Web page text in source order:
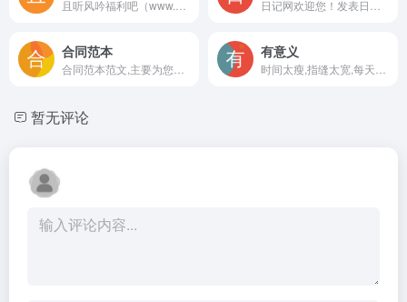
合同范本 有意义
暂无评论